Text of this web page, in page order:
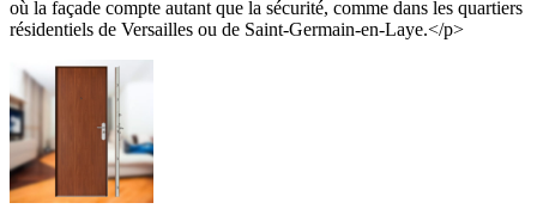
où la façade compte autant que la sécurité, comme dans les quartiers
résidentiels de Versailles ou de Saint-Germain-en-Laye.</p>